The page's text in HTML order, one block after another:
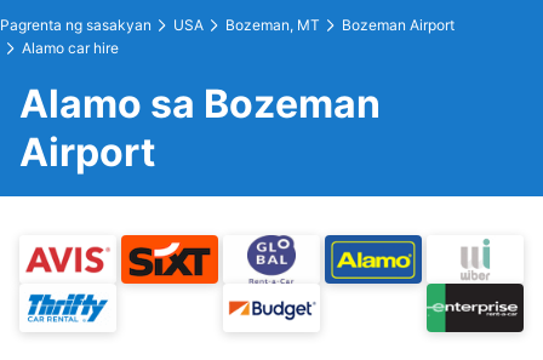
Pagrenta ng sasakyan USA Bozeman, MT
Bozeman Airport
Alamo car hire
Alamo sa Bozeman
Airport